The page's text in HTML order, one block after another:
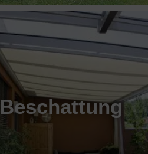
Beschattung